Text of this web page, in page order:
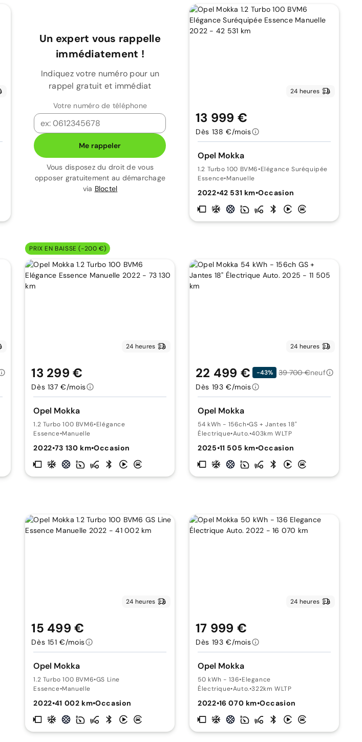
Un expert vous rappelle
immédiatement !
Indiquez votre numéro pour un
rappel gratuit et immédiat
Votre numéro de téléphone
Me rappeler
Vous disposez du droit de vous
opposer gratuitement au démarchage
via Bloctel
24 heures
Opel Mokka
1.2 Turbo 100 BVM6•Elégance Suréquipée
Essence•Manuelle
2022•42 531 km•Occasion
13 999 €
Dès 138 €/mois
PRIX EN BAISSE (-200 €)
24 heures
Opel Mokka
1.2 Turbo 100 BVM6•Elégance
Essence•Manuelle
2022•73 130 km•Occasion
13 299 €
Dès 137 €/mois
24 heures
Opel Mokka
54 kWh - 156ch•GS + Jantes 18"
Électrique•Auto.•403km WLTP
2025•11 505 km•Occasion
22 499 € -43% 39 700 €neuf
Dès 193 €/mois
24 heures
Opel Mokka
1.2 Turbo 100 BVM6•GS Line
Essence•Manuelle
2022•41 002 km•Occasion
15 499 €
Dès 151 €/mois
24 heures
Opel Mokka
50 kWh - 136•Elegance
Électrique•Auto.•322km WLTP
2022•16 070 km•Occasion
17 999 €
Dès 193 €/mois